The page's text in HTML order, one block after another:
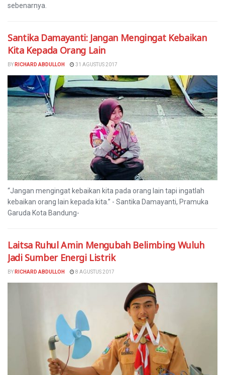
sebenarnya.
Santika Damayanti: Jangan Mengingat Kebaikan
Kita Kepada Orang Lain
BY RICHARD ABDULLOH 31 AGUSTUS 2017
“Jangan mengingat kebaikan kita pada orang lain tapi ingatlah
kebaikan orang lain kepada kita.” - Santika Damayanti, Pramuka
Garuda Kota Bandung-
Laitsa Ruhul Amin Mengubah Belimbing Wuluh
Jadi Sumber Energi Listrik
BY RICHARD ABDULLOH 8 AGUSTUS 2017